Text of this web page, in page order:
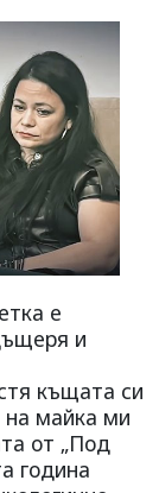
е
и
къщата си
на майка ми
от „Под
година